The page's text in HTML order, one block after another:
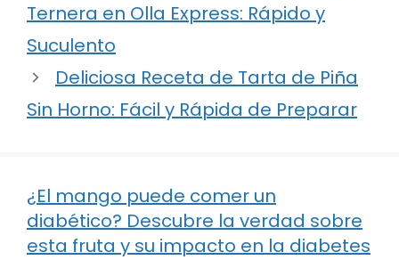
Ternera en Olla Express: Rápido y
Suculento
Deliciosa Receta de Tarta de Piña
Sin Horno: Fácil y Rápida de Preparar
¿El mango puede comer un
diabético? Descubre la verdad sobre
esta fruta y su impacto en la diabetes